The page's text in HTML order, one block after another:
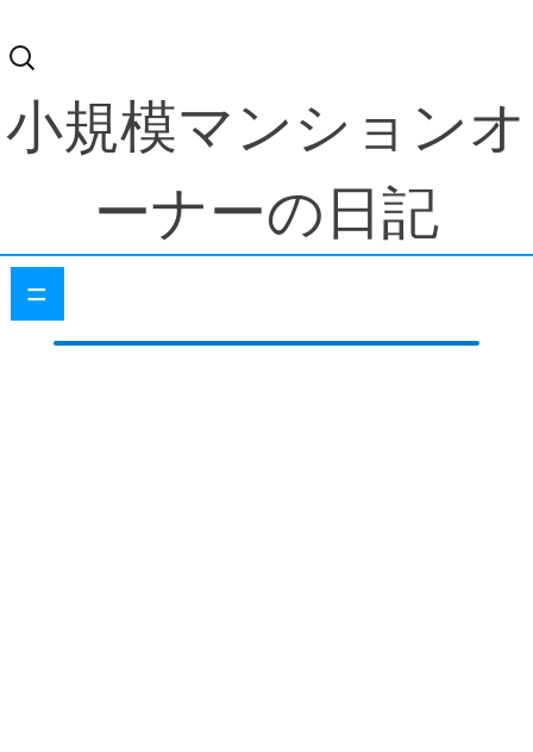
検
索:
小規模マンションオ
ーナーの日記
=